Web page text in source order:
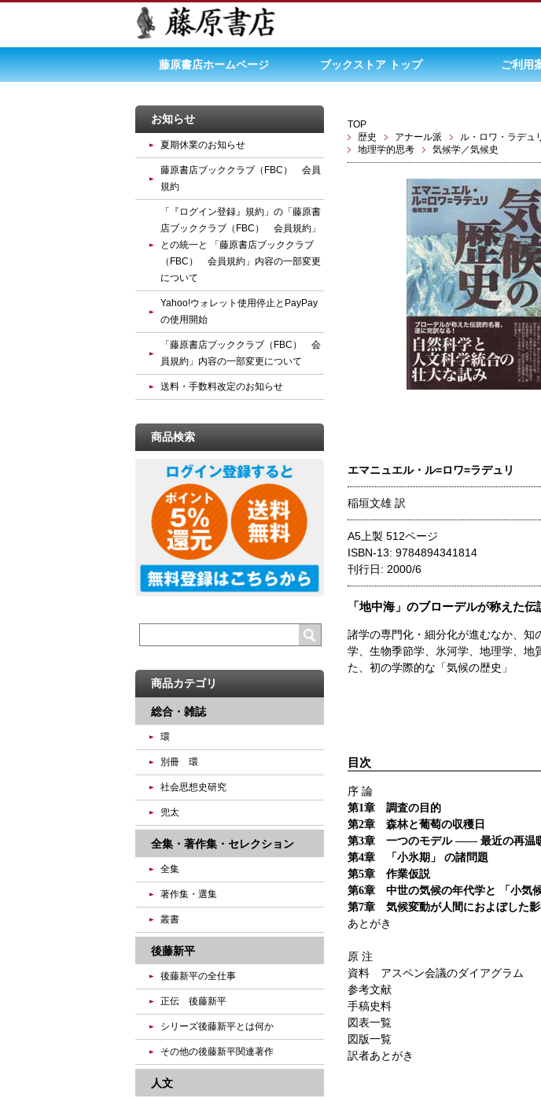
藤原書店ホームページ ブックストア トップ ご利用
TOP
歴史
アナール派
ル・ロワ・ラデュ
地理学的思考
気候学／気候史
エマニュエル・ル=ロワ=ラデュリ
稲垣文雄 訳
A5上製 512ページ
ISBN-13: 9784894341814
刊行日: 2000/6
「地中海」のブローデルが称えた伝
諸学の専門化・細分化が進むなか、
学、生物季節学、氷河学、地理学、地
た、初の学際的な「気候の歴史」
目次
序 論
第1章 調査の目的
第2章 森林と葡萄の収穫日
第3章 一つのモデル ―― 最近の再温
第4章 「小氷期」 の諸問題
第5章 作業仮説
第6章 中世の気候の年代学と 「小気
第7章 気候変動が人間におよぼした
あとがき
原 注
資料 アスペン会議のダイアグラム
参考文献
手稿史料
図表一覧
図版一覧
訳者あとがき
お知らせ
夏期休業のお知らせ
藤原書店ブッククラブ（FBC） 会員
規約
「『ログイン登録』規約」の「藤原書
店ブッククラブ（FBC） 会員規約」
との統一と 「藤原書店ブッククラブ
（FBC） 会員規約」内容の一部変更
について
Yahoo!ウォレット使用停止とPayPay
の使用開始
「藤原書店ブッククラブ（FBC） 会
員規約」内容の一部変更について
送料・手数料改定のお知らせ
商品検索
商品カテゴリ
総合・雑誌
環
別冊 環
社会思想史研究
兜太
全集・著作集・セレクション
全集
著作集・選集
叢書
後藤新平
後藤新平の全仕事
正伝 後藤新平
シリーズ後藤新平とは何か
その他の後藤新平関連著作
人文